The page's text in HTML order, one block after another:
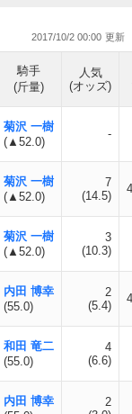
2017/10/2 00:00
騎手
(斤量)
人気
(オッズ)
菊沢 一樹
(▲52.0)
-
菊沢 一樹
(▲52.0)
7
(14.5)
菊沢 一樹
(▲52.0)
3
(10.3)
内田 博幸
(55.0)
2
(5.4)
和田 竜二
(55.0)
4
(6.6)
内田 博幸
2